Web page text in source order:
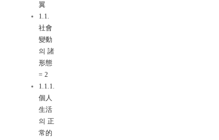
翼
1.1.
社會
變動
의 諸
形態
= 2
1.1.1.
個人
生活
의 正
常的